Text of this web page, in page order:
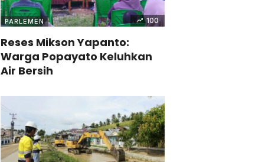
PARLEMEN 100
Reses Mikson Yapanto:
Warga Popayato Keluhkan
Air Bersih